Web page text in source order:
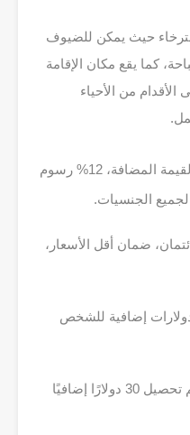
حيث يمكن للضيوف
كما يقع مكان الإقامة
على الأقدام من الأحياء
: 14% ضريبة القيمة المضافة، 12% رسوم
ضمان أقل الأسعار،
للإفطار، يتم تحصيل 10 دولارات إضافية للشخص
لتناول طعام الغداء أو العشاء، يتم تحصيل 30 دولارًا إضافيًا